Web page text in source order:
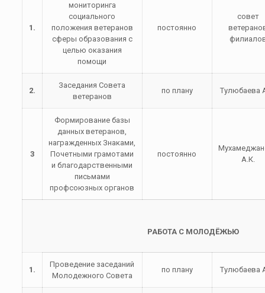
1.
мониторинга
социального
положения ветеранов
сферы образования с
целью оказания
помощи
постоянно
совет
2.
Заседания Совета
ветеранов
по плану Тулюбаева
3
Формирование базы
данных ветеранов,
награжденных Знаками,
Почетными грамотами
и благодарственными
письмами
профсоюзных органов
постоянно
А.К.
РАБОТА С МОЛОДЁЖЬЮ
1.
Проведение заседаний
Молодежного Совета
по плану Тулюбаева